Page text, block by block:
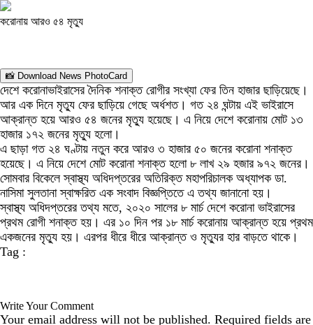
করোনায় আরও ৫৪ মৃত্যু
📸 Download News PhotoCard
দেশে করোনাভাইরাসের দৈনিক শনাক্ত রোগীর সংখ্যা ফের তিন হাজার ছাড়িয়েছে।
আর এক দিনে মৃত্যু ফের ছাড়িয়ে গেছে অর্ধশত। গত ২৪ ঘন্টায় এই ভাইরাসে
আক্রান্ত হয়ে আরও ৫৪ জনের মৃত্যু হয়েছে। এ নিয়ে দেশে করোনায় মোট ১৩
হাজার ১৭২ জনের মৃত্যু হলো।
এ ছাড়া গত ২৪ ঘণ্টায় নতুন করে আরও ৩ হাজার ৫০ জনের করোনা শনাক্ত
হয়েছে। এ নিয়ে দেশে মোট করোনা শনাক্ত হলো ৮ লাখ ২৯ হজার ৯৭২ জনের।
সোমবার বিকেলে স্বাস্থ্য অধিদপ্তরের অতিরিক্ত মহাপরিচালক অধ্যাপক ডা.
নাসিমা সুলতানা স্বাক্ষরিত এক সংবাদ বিজ্ঞপ্তিতে এ তথ্য জানানো হয়।
স্বাস্থ্য অধিদপ্তরের তথ্য মতে, ২০২০ সালের ৮ মার্চ দেশে করোনা ভাইরাসের
প্রথম রোগী শনাক্ত হয়। এর ১০ দিন পর ১৮ মার্চ করোনায় আক্রান্ত হয়ে প্রথম
একজনের মৃত্যু হয়। এরপর ধীরে ধীরে আক্রান্ত ও মৃত্যুর হার বাড়তে থাকে।
Tag :
Write Your Comment
Your email address will not be published. Required fields are